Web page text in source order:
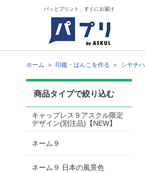
パッとプリント、すぐにお届け
ホーム 印鑑・はんこを作る シヤチ
商品タイプで絞り込む
キャップレス９アスクル限定
デザイン(別注品)【NEW】
ネーム９
ネーム９ 日本の風景色